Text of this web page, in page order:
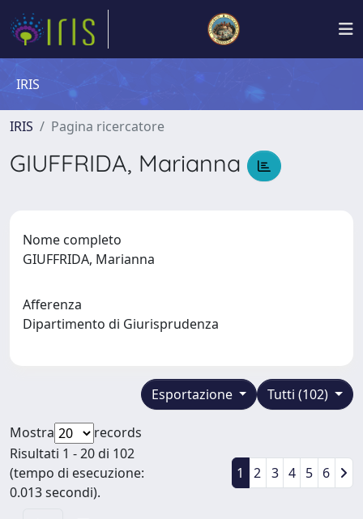
IRIS
IRIS Pagina ricercatore
GIUFFRIDA, Marianna
Nome completo
GIUFFRIDA, Marianna
Afferenza
Dipartimento di Giurisprudenza
Tutti (102)
Esportazione
Mostra
records
Risultati 1 - 20 di 102
(tempo di esecuzione:
0.013 secondi).
1 2 3 4 5 6